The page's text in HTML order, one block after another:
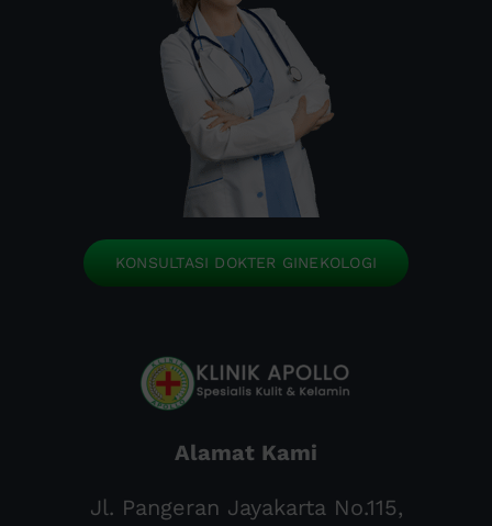
KONSULTASI DOKTER GINEKOLOGI
Alamat Kami
Jl. Pangeran Jayakarta No.115,